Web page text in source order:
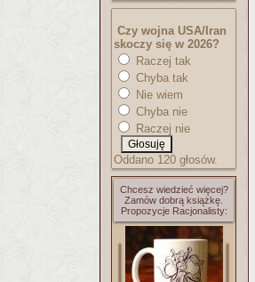
Czy wojna USA/Iran
skoczy się w 2026?
Raczej tak
Chyba tak
Nie wiem
Chyba nie
Raczej nie
Oddano 120 głosów.
Chcesz wiedzieć więcej?
Zamów dobrą książkę.
Propozycje Racjonalisty: